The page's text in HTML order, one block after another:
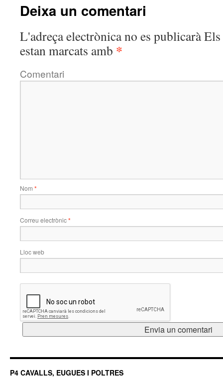
Deixa un comentari
L'adreça electrònica no es publicaràEls
estan marcats amb *
Comentari
Nom *
Correu electrònic*
Lloc web
P4 CAVALLS, EUGUES I POLTRES